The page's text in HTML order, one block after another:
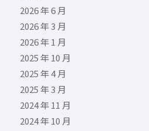
2026 年 6 月
2026 年 3 月
2026 年 1 月
2025 年 10 月
2025 年 4 月
2025 年 3 月
2024 年 11 月
2024 年 10 月